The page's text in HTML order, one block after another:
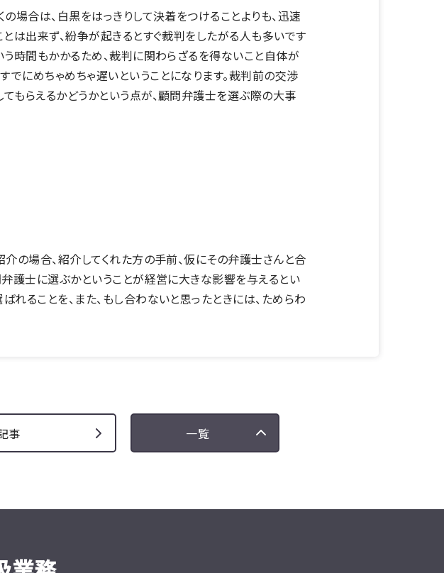
場合は、白黒をはっきりして決着をつけることよりも、迅速
は出来ず、紛争が起きるとすぐ裁判をしたがる人も多いです
う時間もかかるため、裁判に関わらざるを得ないこと自体が
にめちゃめちゃ遅いということになります。裁判前の交渉
もらえるかどうかという点が、顧問弁護士を選ぶ際の大事
の場合、紹介してくれた方の手前、仮にその弁護士さんと合
護士に選ぶかということが経営に大きな影響を与えるとい
ることを、また、もし合わないと思ったときには、ためらわ
事 一覧